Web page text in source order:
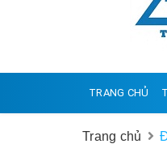
TRANG CHỦ
Trang chủ